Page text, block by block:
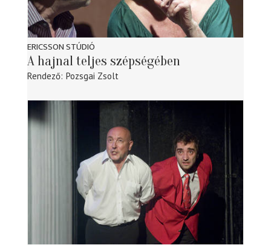
ERICSSON STÚDIÓ
A hajnal teljes szépségében
Rendező Pozsgai Zsolt